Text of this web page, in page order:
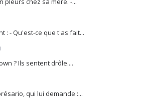
: - Qu'est-ce que t'as fait...
? Ils sentent drôle....
qui lui demande :...